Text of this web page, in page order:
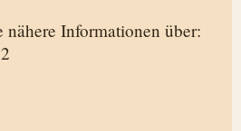
Informationen über: